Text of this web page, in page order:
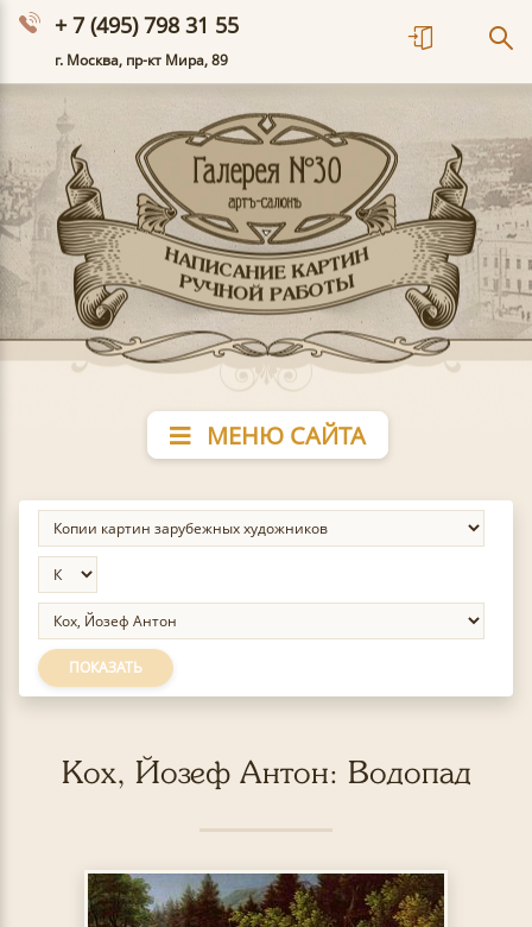
+ 7 (495) 798 31 55
г. Москва, пр-кт Мира, 89
МЕНЮ САЙТА
ПОКАЗАТЬ
Кох, Йозеф Антон: Водопад